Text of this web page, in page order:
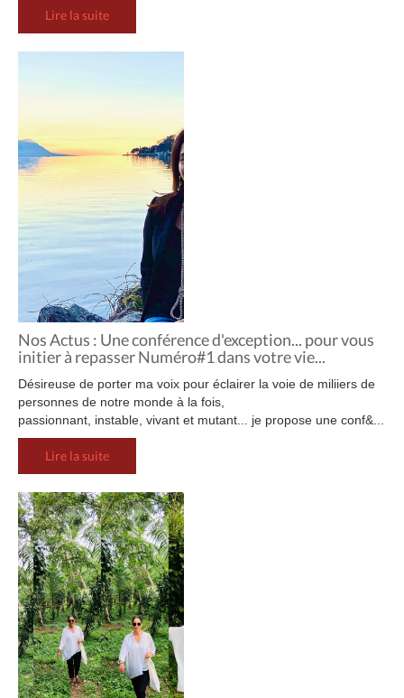
Lire la suite
Nos Actus : Une conférence d'exception... pour vous
initier à repasser Numéro#1 dans votre vie...
Désireuse de porter ma voix pour éclairer la voie de miliiers de
personnes de notre monde à la fois,
passionnant, instable, vivant et mutant... je propose une conf&...
Lire la suite